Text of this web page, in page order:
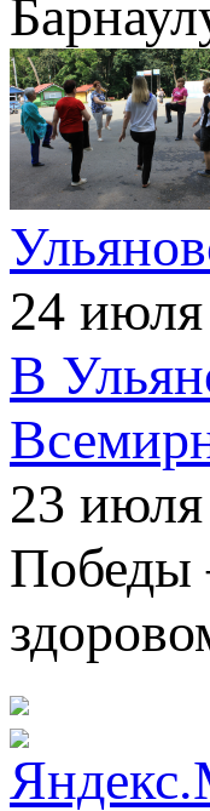
24
В
23 июля
Победы